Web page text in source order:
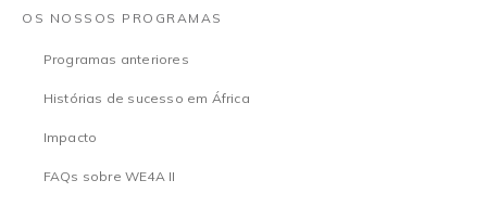
OS NOSSOS PROGRAMAS
Programas anteriores
Histórias de sucesso em África
Impacto
FAQs sobre WE4A II